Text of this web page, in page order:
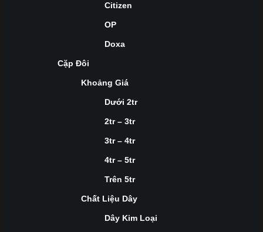
Citizen
OP
Doxa
Cặp Đôi
Khoảng Giá
Dưới 2tr
2tr – 3tr
3tr – 4tr
4tr – 5tr
Trên 5tr
Chất Liệu Dây
Dây Kim Loại